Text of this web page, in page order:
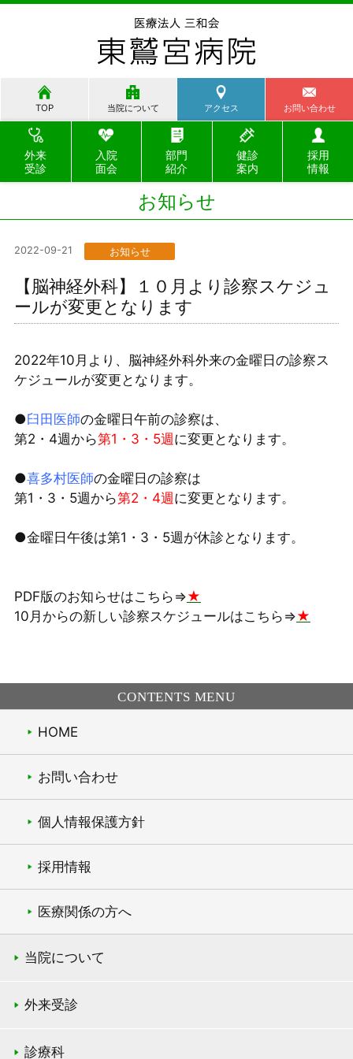
TOP 当院について アクセス お問い合わせ
外来
受診
入院
面会
部門
紹介
健診
案内
採用
情報
お知らせ
2022-09-21 お知らせ
【脳神経外科】１０月より診察スケジュ
ールが変更となります
2022年10月より、脳神経外科外来の金曜日の診察ス
ケジュールが変更となります。
●臼田医師の金曜日午前の診察は、
第2・4週から第1・3・5週に変更となります。
●喜多村医師の金曜日の診察は
第1・3・5週から第2・4週に変更となります。
●金曜日午後は第1・3・5週が休診となります。
PDF版のお知らせはこちら⇒★
10月からの新しい診察スケジュールはこちら⇒★
CONTENTS MENU
HOME
お問い合わせ
個人情報保護方針
採用情報
医療関係の方へ
当院について
外来受診
診療科